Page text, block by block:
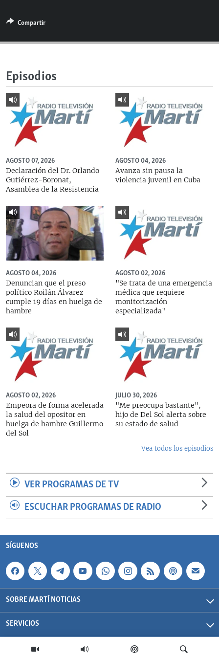
ESPECIALES
ESPECIALES
SER VIEJO EN CUBA
KENTU-CUBANO
LOS SANTOS DE HIALEAH
DESINFORMACIÓN RUSA EN AMÉRICA LATINA
LA INVASIÓN DE RUSIA A UCRANIA
MULTIMEDIA
SÍGUENOS
Compartir
Episodios
AGOSTO 07, 2026
Declaración del Dr. Orlando
Gutiérrez-Boronat,
Asamblea de la Resistencia
AGOSTO 04, 2026
Avanza sin pausa la
violencia juvenil en Cuba
AGOSTO 04, 2026
Denuncian que el preso
político Roilán Álvarez
cumple 19 días en huelga de
hambre
AGOSTO 02, 2026
"Se trata de una emergencia
médica que requiere
monitorización
especializada"
AGOSTO 02, 2026
Empeora de forma acelerada
la salud del opositor en
huelga de hambre Guillermo
del Sol
JULIO 30, 2026
"Me preocupa bastante",
hijo de Del Sol alerta sobre
su estado de salud
Vea todos los episodios
VER PROGRAMAS DE TV
ESCUCHAR PROGRAMAS DE RADIO
SÍGUENOS
SOBRE MARTÍ NOTICIAS
SERVICIOS
Martí Noticias| 2026 | OCB | Todos los derechos reservados.